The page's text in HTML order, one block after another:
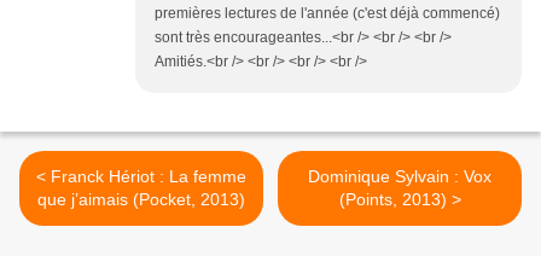
premières lectures de l'année (c'est déjà commencé)
sont très encourageantes...<br /> <br /> <br />
Amitiés.<br /> <br /> <br /> <br />
< Franck Hériot : La femme
que j’aimais (Pocket, 2013)
Dominique Sylvain : Vox
(Points, 2013) >